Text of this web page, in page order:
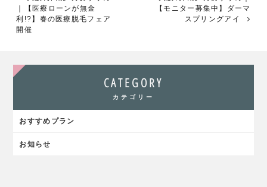
｜【医療ローンが無金
利!?】春の医療脱毛フェア
開催
【モニター募集中】ダーマ
スプリングアイ
CATEGORY
カテゴリー
おすすめプラン
お知らせ